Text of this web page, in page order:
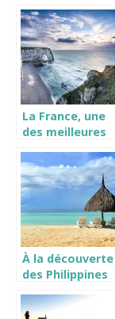
depuis le
téléphérique
La France, une
des meilleures
touristiques du
monde
À la découverte
des Philippines